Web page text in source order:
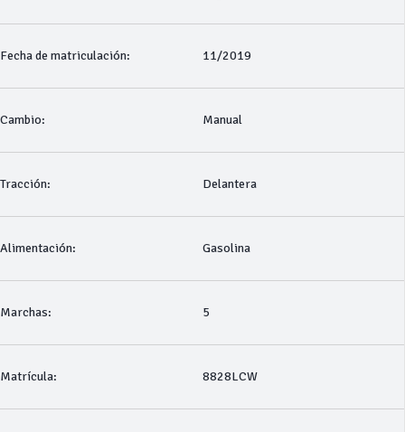
Fecha de matriculación: 11/2019
Cambio: Manual
Tracción: Delantera
Alimentación: Gasolina
Marchas: 5
Matrícula: 8828LCW